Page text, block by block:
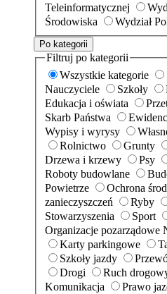
Teleinformatycznej
Środowiska
Wydział
Po kategorii
Filtruj po kategorii
Wszystkie kategorie
Nauczyciele
Szkoły
Edukacja i oświata
Skarb Państwa
Wypisy i wyrysy
Rolnictwo
Grunty
Drzewa i krzewy
Psy
Roboty budowlane
Powietrze
Ochrona
zanieczyszczeń
Ryby
Stowarzyszenia
Sport
Organizacje pozarządowe
Karty parkingowe
Szkoły jazdy
Drogi
Ruch
Komunikacja
Prawo